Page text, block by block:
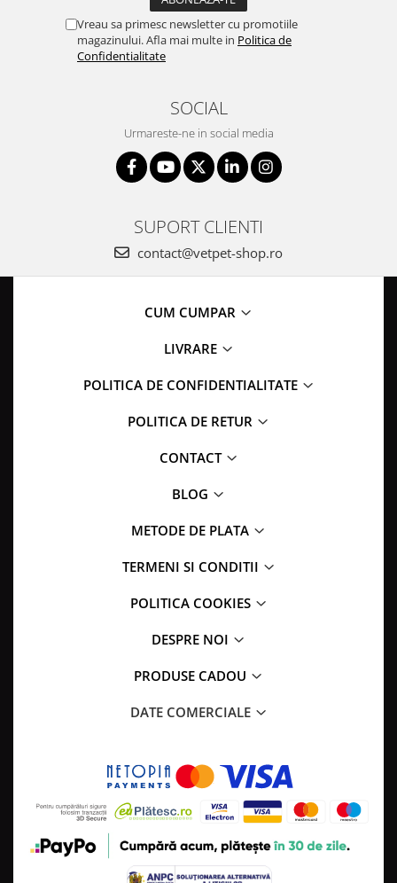
Vreau sa primesc newsletter cu promotiile
magazinului. Afla mai multe in Politica de
Confidentialitate
SOCIAL
Urmareste-ne in social media
SUPORT CLIENTI
contact@vetpet-shop.ro
CUM CUMPAR
LIVRARE
POLITICA DE CONFIDENTIALITATE
POLITICA DE RETUR
CONTACT
BLOG
METODE DE PLATA
TERMENI SI CONDITII
POLITICA COOKIES
DESPRE NOI
PRODUSE CADOU
DATE COMERCIALE